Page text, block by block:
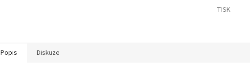
TISK
Popis Diskuze